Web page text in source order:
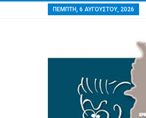
ΠΈΜΠΤΗ, 6 ΑΥΓΟΎΣΤΟΥ, 2026